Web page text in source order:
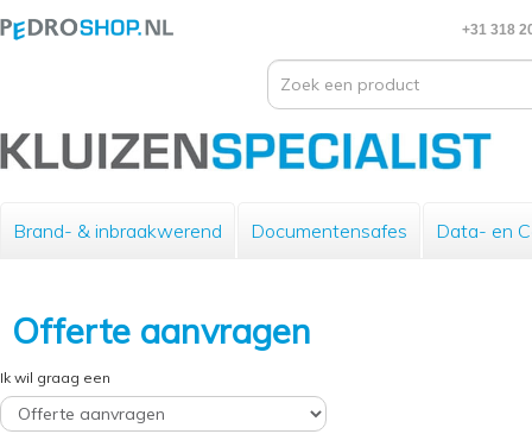
+31 318
Brand- & inbraakwerend Documentensafes Data- en
Offerte aanvragen
Ik wil graag een